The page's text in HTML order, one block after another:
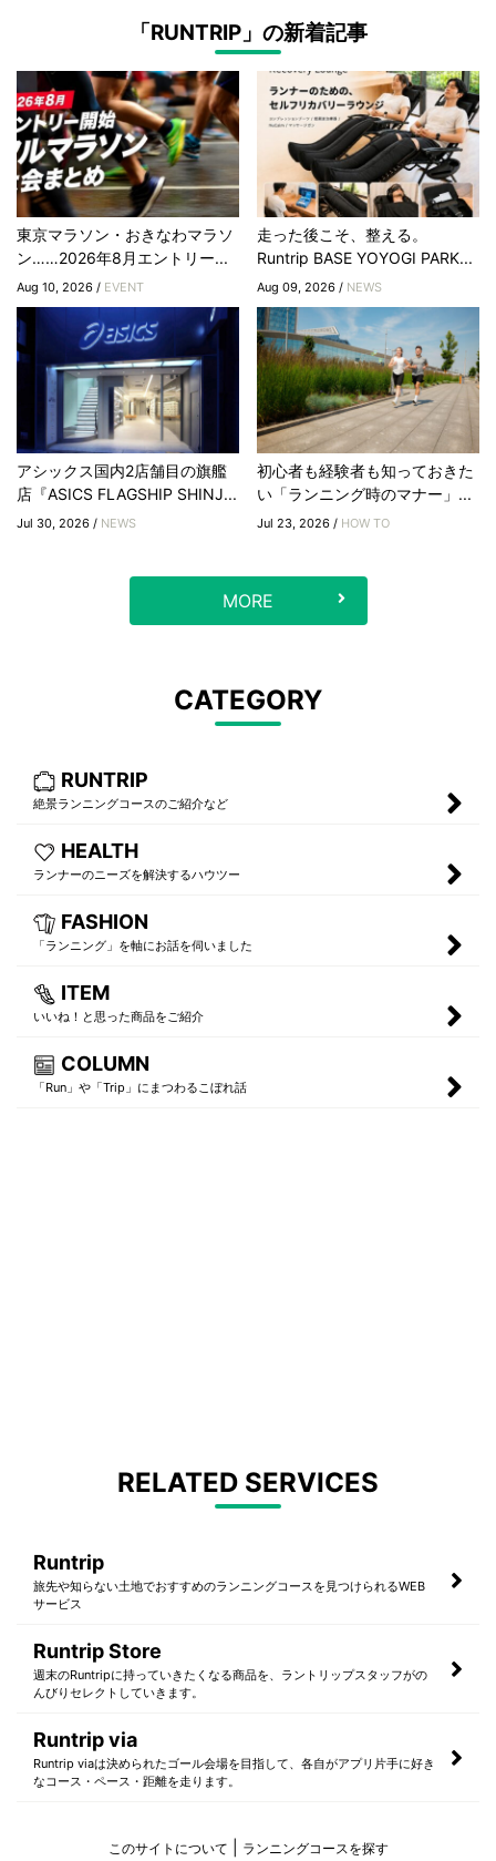
「RUNTRIP」の新着記事
東京マラソン・おきなわマラソ
ン……2026年8月エントリー...
Aug 10, 2026 / EVENT
走った後こそ、整える。
Runtrip BASE YOYOGI PARK...
Aug 09, 2026 / NEWS
アシックス国内2店舗目の旗艦
店『ASICS FLAGSHIP SHINJ...
Jul 30, 2026 / NEWS
初心者も経験者も知っておきた
い「ランニング時のマナー」...
Jul 23, 2026 / HOW TO
MORE
CATEGORY
RUNTRIP
絶景ランニングコースのご紹介など
HEALTH
ランナーのニーズを解決するハウツー
FASHION
「ランニング」を軸にお話を伺いました
ITEM
いいね！と思った商品をご紹介
COLUMN
「Run」や「Trip」にまつわるこぼれ話
RELATED SERVICES
Runtrip
旅先や知らない土地でおすすめのランニングコースを見つけられるWEB
サービス
Runtrip Store
週末のRuntripに持っていきたくなる商品を、ラントリップスタッフがの
んびりセレクトしていきます。
Runtrip via
Runtrip viaは決められたゴール会場を目指して、各自がアプリ片手に好き
なコース・ペース・距離を走ります。
このサイトについて ランニングコースを探す